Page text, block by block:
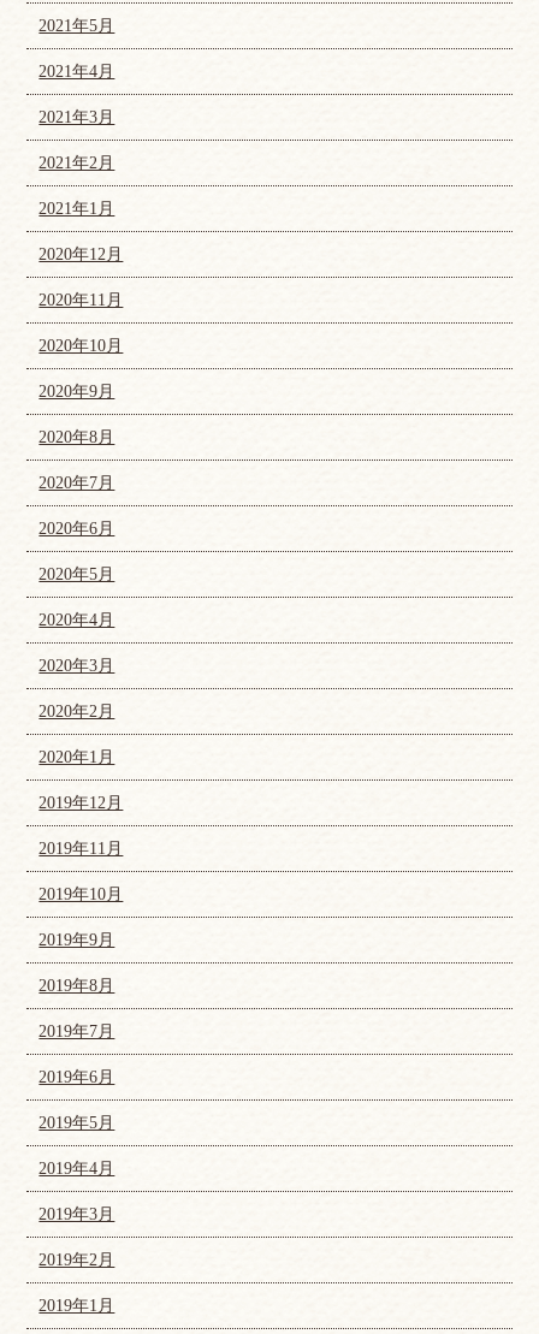
2021年5月
2021年4月
2021年3月
2021年2月
2021年1月
2020年12月
2020年11月
2020年10月
2020年9月
2020年8月
2020年7月
2020年6月
2020年5月
2020年4月
2020年3月
2020年2月
2020年1月
2019年12月
2019年11月
2019年10月
2019年9月
2019年8月
2019年7月
2019年6月
2019年5月
2019年4月
2019年3月
2019年2月
2019年1月